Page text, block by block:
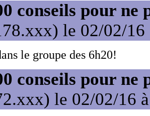
conseils pour ne
le 02/02/16
le groupe des 6h20!
conseils pour ne
le 02/02/16